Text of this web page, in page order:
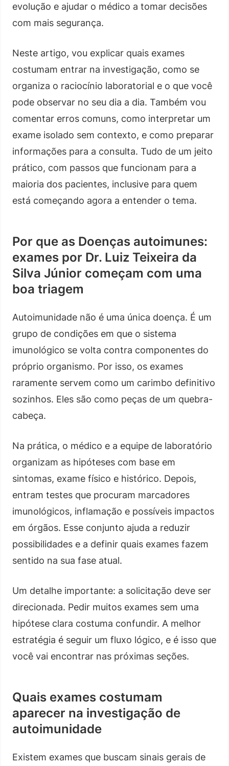
evolução e ajudar o médico a tomar decisões
com mais segurança.
Neste artigo, vou explicar quais exames
costumam entrar na investigação, como se
organiza o raciocínio laboratorial e o que você
pode observar no seu dia a dia. Também vou
comentar erros comuns, como interpretar um
exame isolado sem contexto, e como preparar
informações para a consulta. Tudo de um jeito
prático, com passos que funcionam para a
maioria dos pacientes, inclusive para quem
está começando agora a entender o tema.
Por que as Doenças autoimunes:
exames por Dr. Luiz Teixeira da
Silva Júnior começam com uma
boa triagem
Autoimunidade não é uma única doença. É um
grupo de condições em que o sistema
imunológico se volta contra componentes do
próprio organismo. Por isso, os exames
raramente servem como um carimbo definitivo
sozinhos. Eles são como peças de um quebra-
cabeça.
Na prática, o médico e a equipe de laboratório
organizam as hipóteses com base em
sintomas, exame físico e histórico. Depois,
entram testes que procuram marcadores
imunológicos, inflamação e possíveis impactos
em órgãos. Esse conjunto ajuda a reduzir
possibilidades e a definir quais exames fazem
sentido na sua fase atual.
Um detalhe importante: a solicitação deve ser
direcionada. Pedir muitos exames sem uma
hipótese clara costuma confundir. A melhor
estratégia é seguir um fluxo lógico, e é isso que
você vai encontrar nas próximas seções.
Quais exames costumam
aparecer na investigação de
autoimunidade
Existem exames que buscam sinais gerais de